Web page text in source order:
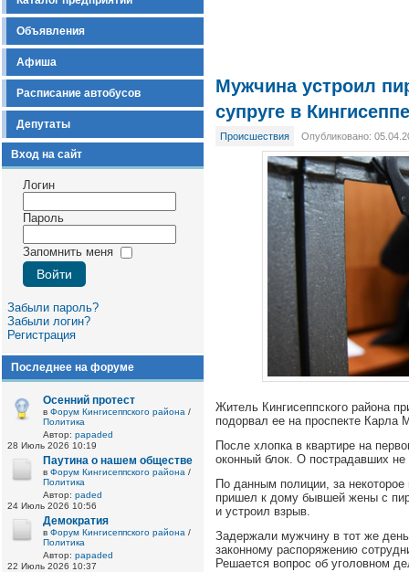
Объявления
Афиша
Расписание автобусов
Депутаты
Вход на сайт
Логин
Пароль
Запомнить меня
Забыли пароль?
Забыли логин?
Регистрация
Последнее на форуме
Осенний протест
в Форум Кингисеппского района /
Политика
Автор: papaded
28 Июль 2026 10:19
Паутина о нашем обществе
в Форум Кингисеппского района /
Политика
Автор: paded
24 Июль 2026 10:56
Демократия
в Форум Кингисеппского района /
Политика
Автор: papaded
22 Июль 2026 10:37
Мужчина устроил
супруге в Кингисеппе
Происшествия Опубликовано:
Житель Кингисеппского района
подорвал ее на проспекте Карла
После хлопка в квартире на
оконный блок. О пострадавших
По данным полиции, за
пришел к дому бывшей жены с
и устроил взрыв.
Задержали мужчину в тот же
законному распоряжению
Решается вопрос об уголовном